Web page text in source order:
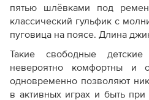
пятью шлёвками под
классический гульфик с
пуговица на поясе. Длина
Такие свободные
невероятно комфортны и
одновременно позволяют
в активных играх и быть